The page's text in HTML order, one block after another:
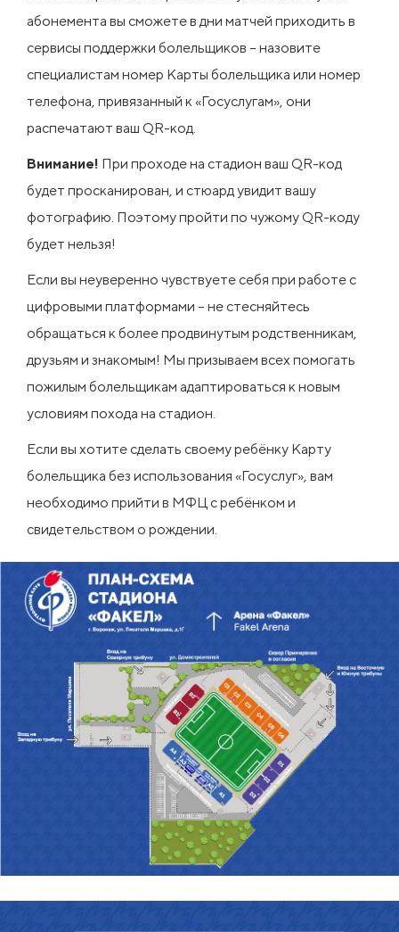
абонемента вы сможете в дни матчей приходить в
сервисы поддержки болельщиков – назовите
специалистам номер Карты болельщика или номер
телефона, привязанный к «Госуслугам», они
распечатают ваш QR-код.
Внимание! При проходе на стадион ваш QR-код
будет просканирован, и стюард увидит вашу
фотографию. Поэтому пройти по чужому QR-коду
будет нельзя!
Если вы неуверенно чувствуете себя при работе с
цифровыми платформами – не стесняйтесь
обращаться к более продвинутым родственникам,
друзьям и знакомым! Мы призываем всех помогать
пожилым болельщикам адаптироваться к новым
условиям похода на стадион.
Если вы хотите сделать своему ребёнку Карту
болельщика без использования «Госуслуг», вам
необходимо прийти в МФЦ с ребёнком и
свидетельством о рождении.